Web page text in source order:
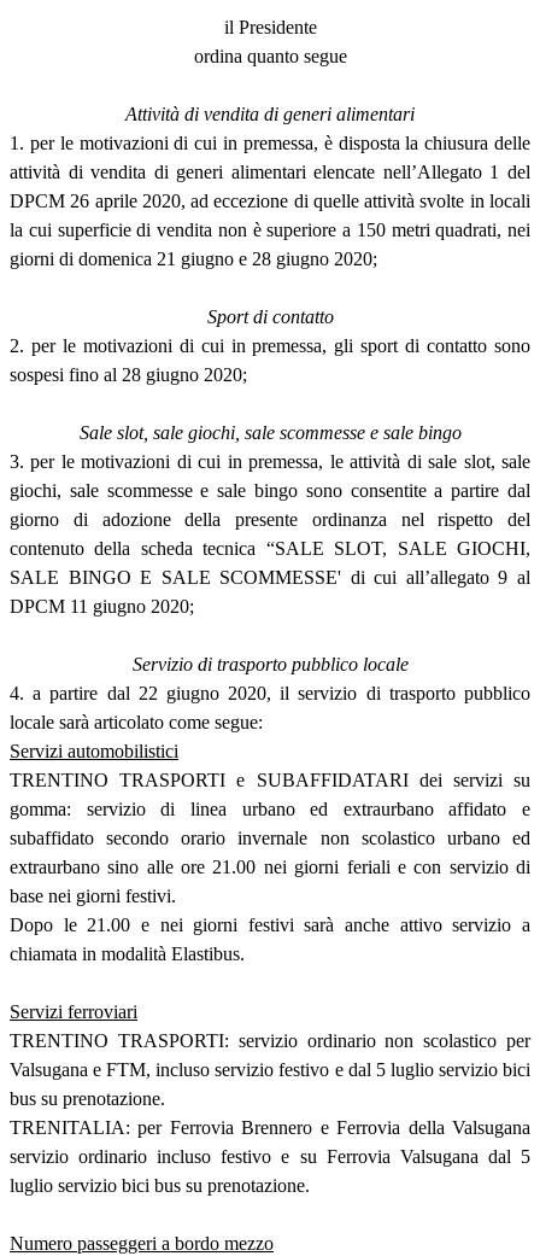
il Presidente
ordina quanto segue
Attività di vendita di generi alimentari
1. per le motivazioni di cui in premessa, è disposta la chiusura delle
attività di vendita di generi alimentari elencate nell’Allegato 1 del
DPCM 26 aprile 2020, ad eccezione di quelle attività svolte in locali
la cui superficie di vendita non è superiore a 150 metri quadrati, nei
giorni di domenica 21 giugno e 28 giugno 2020;
Sport di contatto
2. per le motivazioni di cui in premessa, gli sport di contatto sono
sospesi fino al 28 giugno 2020;
Sale slot, sale giochi, sale scommesse e sale bingo
3. per le motivazioni di cui in premessa, le attività di sale slot, sale
giochi, sale scommesse e sale bingo sono consentite a partire dal
giorno di adozione della presente ordinanza nel rispetto del
contenuto della scheda tecnica “SALE SLOT, SALE GIOCHI,
SALE BINGO E SALE SCOMMESSE' di cui all’allegato 9 al
DPCM 11 giugno 2020;
Servizio di trasporto pubblico locale
4. a partire dal 22 giugno 2020, il servizio di trasporto pubblico
locale sarà articolato come segue:
Servizi automobilistici
TRENTINO TRASPORTI e SUBAFFIDATARI dei servizi su
gomma: servizio di linea urbano ed extraurbano affidato e
subaffidato secondo orario invernale non scolastico urbano ed
extraurbano sino alle ore 21.00 nei giorni feriali e con servizio di
base nei giorni festivi.
Dopo le 21.00 e nei giorni festivi sarà anche attivo servizio a
chiamata in modalità Elastibus.
Servizi ferroviari
TRENTINO TRASPORTI: servizio ordinario non scolastico per
Valsugana e FTM, incluso servizio festivo e dal 5 luglio servizio bici
bus su prenotazione.
TRENITALIA: per Ferrovia Brennero e Ferrovia della Valsugana
servizio ordinario incluso festivo e su Ferrovia Valsugana dal 5
luglio servizio bici bus su prenotazione.
Numero passeggeri a bordo mezzo